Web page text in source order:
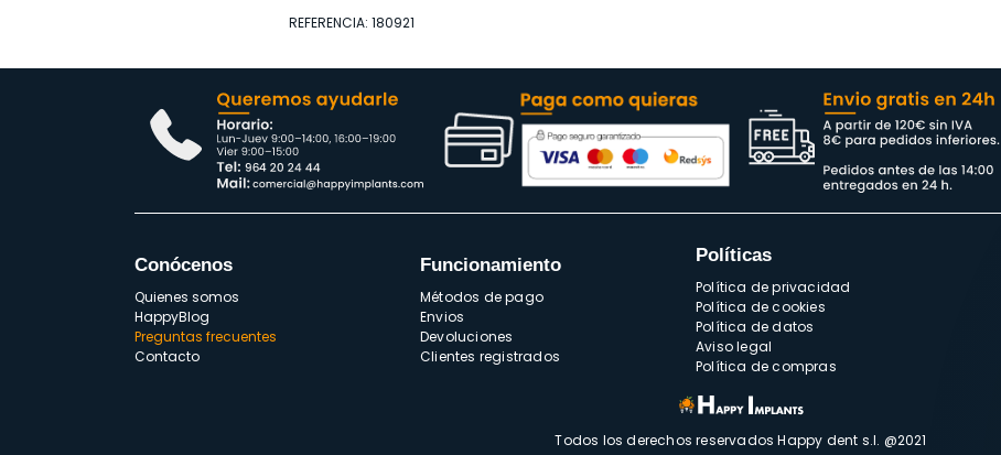
REFERENCIA: 180921
Conócenos
Quienes somos
HappyBlog
Preguntas frecuentes
Contacto
Funcionamiento
Métodos de pago
Envios
Devoluciones
Clientes registrados
Políticas
Política de privacidad
Política de cookies
Política de datos
Aviso legal
Política de compras
Todos los derechos reservados Happy dent s.l. @2021